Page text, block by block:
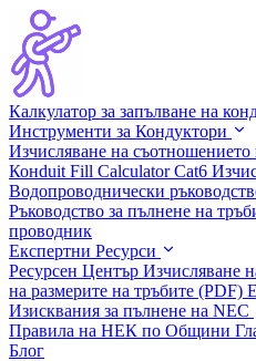
Калкулатор за запълване на
Инструменти за Кондуктори
Изчисляване на съотношението
Конduit Fill Calculator Cat6
Водопроводнически
Ръководство за пълнене на
проводник
Експертни Ресурси
Ресурсен Център Изчисляване
на размерите на тръбите (PDF)
Изисквания за пълнене на NEC
Правила на НЕК по Общини
Блог